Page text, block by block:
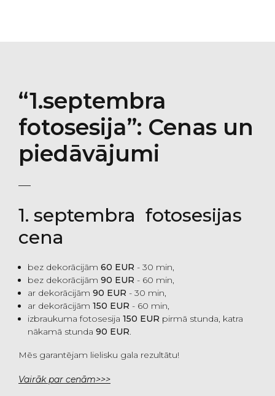
“1.septembra
fotosesija”: Cenas un
piedāvājumi
1. septembra fotosesijas
cena
bez dekorācijām 60 EUR - 30 min,
bez dekorācijām 90 EUR - 60 min,
ar dekorācijām 90 EUR - 30 min,
ar dekorācijām 150 EUR - 60 min,
izbraukuma fotosesija 150 EUR pirmā stunda, katra
nākamā stunda 90 EUR.
Mēs garantējam lielisku gala rezultātu!
Vairāk par cenām>>>